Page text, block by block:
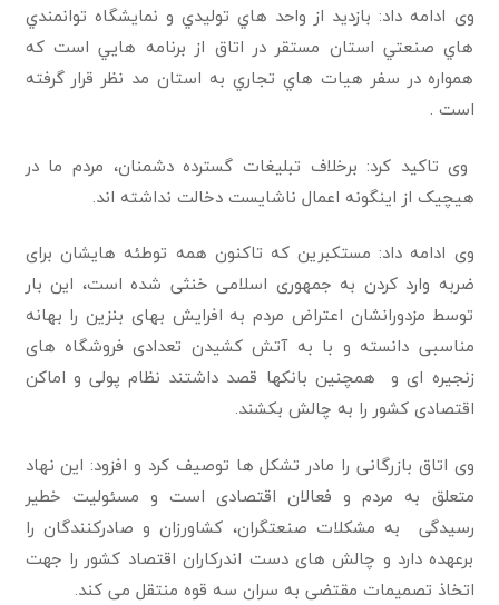
وی ادامه داد: بازديد از واحد هاي توليدي و نمايشگاه توانمندي
هاي صنعتي استان مستقر در اتاق از برنامه هايي است كه
همواره در سفر هيات هاي تجاري به استان مد نظر قرار گرفته
است .
وی تاکید کرد: برخلاف تبلیغات گسترده دشمنان‌، مردم ما در
هیچیک از اینگونه اعمال ناشایست دخالت نداشته اند.
وی ادامه داد: مستکبرین که تاکنون همه توطئه هایشان برای
ضربه وارد کردن به جمهوری اسلامی خنثی شده است، این بار
توسط مزدورانشان اعتراض مردم به افرایش بهای بنزین را‌ بهانه
مناسبی دانسته و با به آتش کشیدن تعدادی فروشگاه های
زنجیره ای و همچنین بانکها قصد داشتند نظام‌ پولی و اماکن
اقتصادی کشور را به چالش بکشند.
وی اتاق بازرگانی را مادر تشکل ها توصیف کرد و افزود: این نهاد
متعلق به مردم و فعالان اقتصادی است و مسئولیت خطیر
رسیدگی به مشکلات صنعتگران، کشاورزان و صادرکنندگان را
برعهده دارد و چالش های دست اندرکاران اقتصاد کشور را جهت
اتخاذ تصمیمات مقتضی به سران سه قوه منتقل می کند.